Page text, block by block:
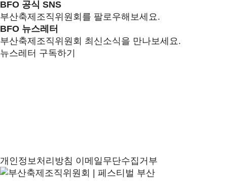
BFO 공식 SNS
부산축제조직위원회를 팔로우해보세요.
BFO 뉴스레터
부산축제조직위원회 최신소식을 만나보세요.
뉴스레터 구독하기
개인정보처리방침 이메일무단수집거부